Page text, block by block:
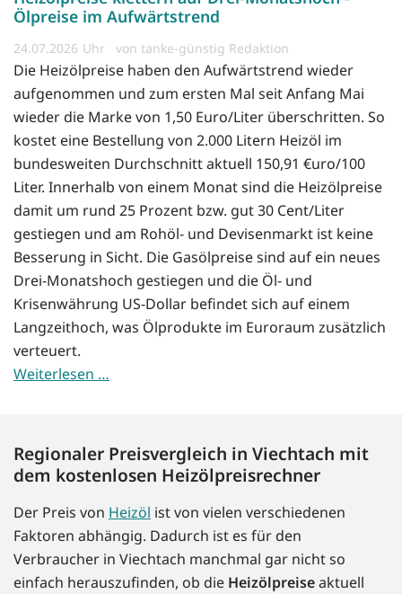
Ölpreise im Aufwärtstrend
24.07.2026 von tanke-günstig Redaktion
Die Heizölpreise haben den Aufwärtstrend wieder
aufgenommen und zum ersten Mal seit Anfang Mai
wieder die Marke von 1,50 Euro/Liter überschritten. So
kostet eine Bestellung von 2.000 Litern Heizöl im
bundesweiten Durchschnitt aktuell 150,91 €uro/100
Liter. Innerhalb von einem Monat sind die Heizölpreise
damit um rund 25 Prozent bzw. gut 30 Cent/Liter
gestiegen und am Rohöl- und Devisenmarkt ist keine
Besserung in Sicht. Die Gasölpreise sind auf ein neues
Drei-Monatshoch gestiegen und die Öl- und
Krisenwährung US-Dollar befindet sich auf einem
Langzeithoch, was Ölprodukte im Euroraum zusätzlich
verteuert.
Weiterlesen …
Regionaler Preisvergleich in Viechtach mit
dem kostenlosen Heizölpreisrechner
Der Preis von Heizöl ist von vielen verschiedenen
Faktoren abhängig. Dadurch ist es für den
Verbraucher in Viechtach manchmal gar nicht so
einfach herauszufinden, ob die Heizölpreiseaktuell